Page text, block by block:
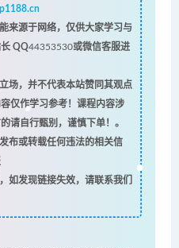
来源于网络，仅供大家学习与
QQ44353530或微信客服进
场，并不代表本站赞同其观点
仅作学习参考！课程内容涉
请自行甄别，谨慎下单！。
布或转载任何违法的相关信
如发现链接失效，请联系我们